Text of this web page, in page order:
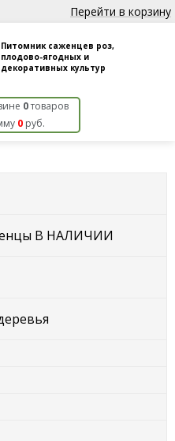
Перейти в корзину
Питомник саженцев роз,
плодово-ягодных и
декоративных культур
0товаров
0руб.
В НАЛИЧИИ